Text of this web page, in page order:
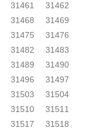
31461
31462
31468
31469
31475
31476
31482
31483
31489
31490
31496
31497
31503
31504
31510
31511
31517
31518